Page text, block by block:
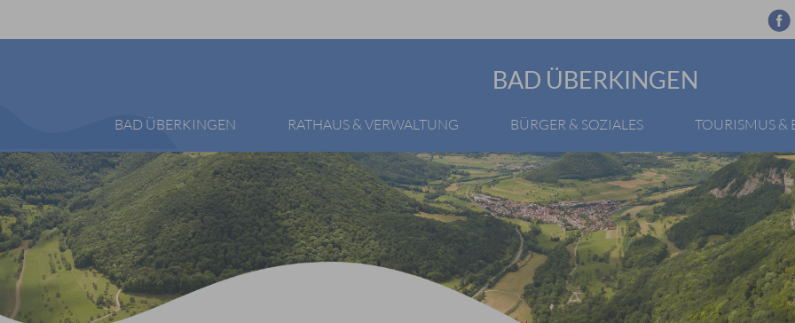
BAD ÜBERKINGEN
BAD ÜBERKINGEN RATHAUS & VERWALTUNG BÜRGER & SOZIALES TOURISMUS &